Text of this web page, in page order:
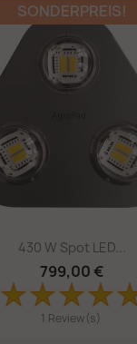
430 W Spot LED...
799,00 €
1 Review(s)
SONDERPREIS!